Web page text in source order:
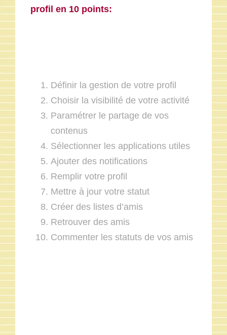
profil en 10 points:
Définir la gestion de votre profil
Choisir la visibilité de votre activité
Paramétrer le partage de vos
contenus
Sélectionner les applications utiles
Ajouter des notifications
Remplir votre profil
Mettre à jour votre statut
Créer des listes d’amis
Retrouver des amis
Commenter les statuts de vos amis